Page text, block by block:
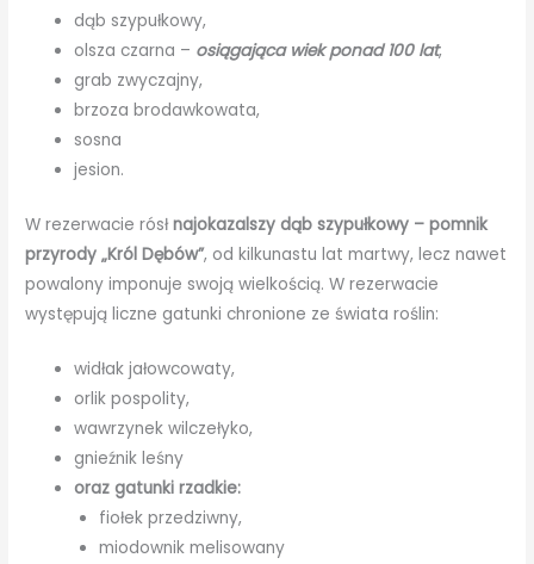
dąb szypułkowy,
olsza czarna – osiągająca wiek ponad 100 lat,
grab zwyczajny,
brzoza brodawkowata,
sosna
jesion.
W rezerwacie rósłnajokazalszy dąb szypułkowy – pomnik
przyrody „Król Dębów”, od kilkunastu lat martwy, lecz nawet
powalony imponuje swoją wielkością. W rezerwacie
występują liczne gatunki chronione ze świata roślin:
widłak jałowcowaty,
orlik pospolity,
wawrzynek wilczełyko,
gnieźnik leśny
oraz gatunki rzadkie:
fiołek przedziwny,
miodownik melisowany